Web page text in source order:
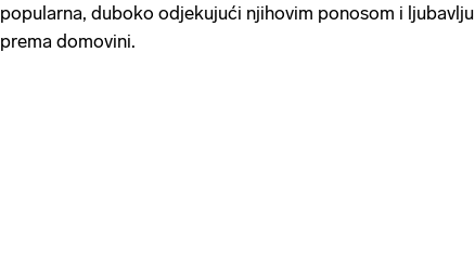
popularna, duboko odjekujući njihovim ponosom i ljubavlju
prema domovini.